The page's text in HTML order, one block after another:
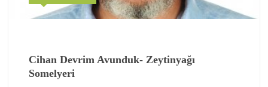
Cihan Devrim Avunduk- Zeytinyağı
Somelyeri